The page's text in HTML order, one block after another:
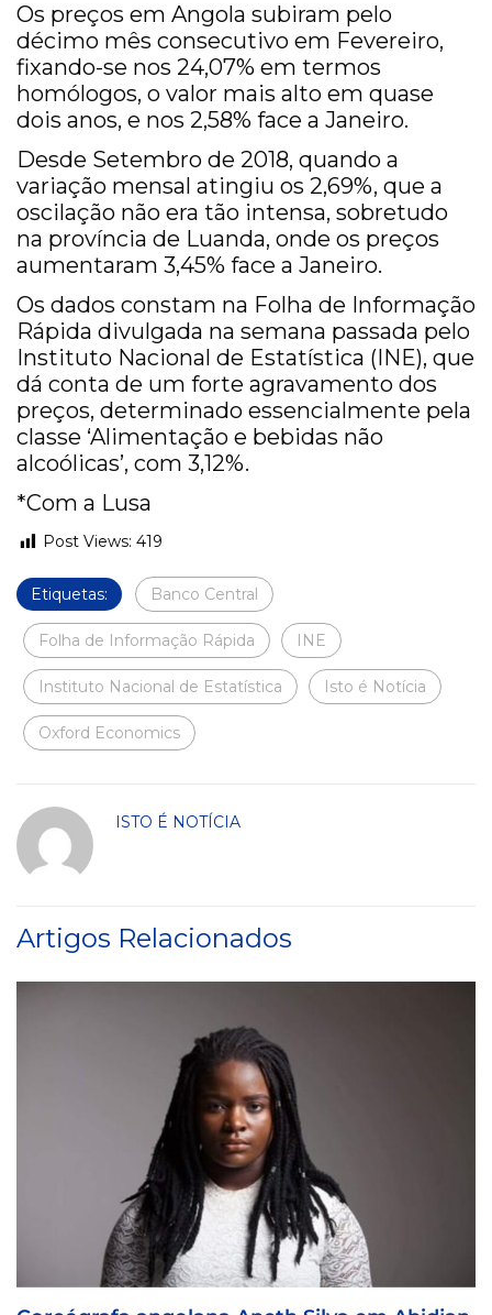
Os preços em Angola subiram pelo
décimo mês consecutivo em Fevereiro,
fixando-se nos 24,07% em termos
homólogos, o valor mais alto em quase
dois anos, e nos 2,58% face a Janeiro.
Desde Setembro de 2018, quando a
variação mensal atingiu os 2,69%, que a
oscilação não era tão intensa, sobretudo
na província de Luanda, onde os preços
aumentaram 3,45% face a Janeiro.
Os dados constam na Folha de Informação
Rápida divulgada na semana passada pelo
Instituto Nacional de Estatística (INE), que
dá conta de um forte agravamento dos
preços, determinado essencialmente pela
classe ‘Alimentação e bebidas não
alcoólicas’, com 3,12%.
*Com a Lusa
Post Views: 419
Etiquetas: Banco Central
Folha de Informação Rápida INE
Instituto Nacional de Estatística Isto é Notícia
Oxford Economics
ISTO É NOTÍCIA
Artigos Relacionados